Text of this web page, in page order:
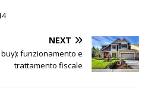
NEXT
funzionamento e
trattamento fiscale